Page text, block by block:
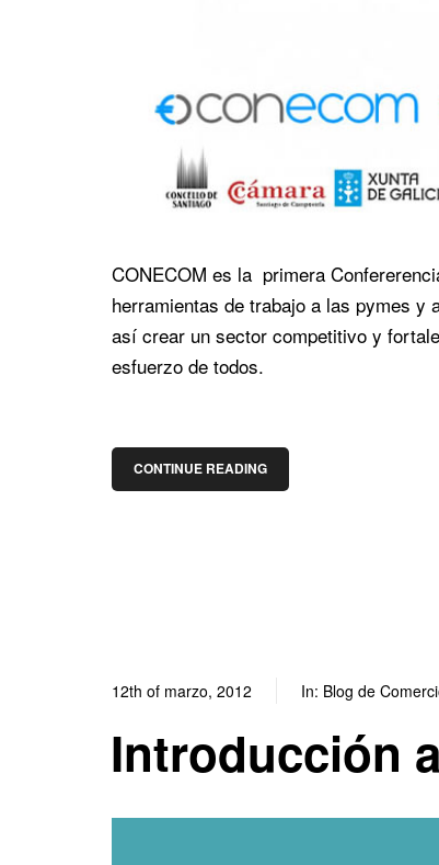
CONECOM es la primera
herramientas de trabajo a las pymes
así crear un sector competitivo y
esfuerzo de todos.
CONTINUE READING
12th of marzo, 2012 In: Blog de
Introducción